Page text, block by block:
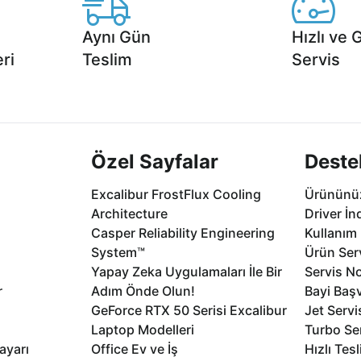
Aynı Gün
Teslim
Hızlı ve
Servis
Özel Sayfalar
Excalibur FrostFlux Cooling
Architecture
Casper Reliability Engineering
System™
Yapay Zeka Uygulamaları İle Bir
Adım Önde Olun!
GeForce RTX 50 Serisi Excalibur
Laptop Modelleri
Office Ev ve İş
Driver
Kullanım
Ürün
Servis
Bayi
Jet
Turbo
Hızlı